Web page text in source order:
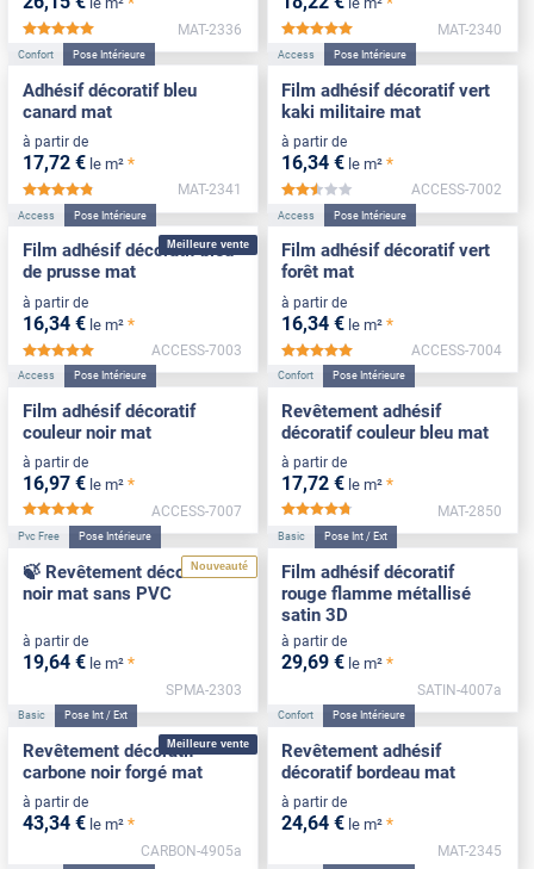
*****
MAT-2336 MAT-2340
Confort Pose Intérieure
Adhésif décoratif bleu
canard mat
à partir de
17,72 € le m² *
*****
MAT-2341
Access Pose Intérieure
Film adhésif décoratif vert
kaki militaire mat
à partir de
16,34 € le m² *
*****
ACCESS-7002
Meilleure vente
Access Pose Intérieure
Film adhésif décoratif bleu
de prusse mat
à partir de
16,34 € le m² *
*****
ACCESS-7003
Access Pose Intérieure
Film adhésif décoratif vert
forêt mat
à partir de
16,34 € le m² *
ACCESS-7004
Access Pose Intérieure
Film adhésif décoratif
couleur noir mat
à partir de
16,97 € le m² *
ACCESS-7007
Confort Pose Intérieure
Revêtement adhésif
décoratif couleur bleu mat
à partir de
17,72 € le m² *
*****
MAT-2850
Nouveauté
Pvc Free Pose Intérieure
🍃 Revêtement décoratif
noir mat sans PVC
à partir de
19,64 € le m² *
SPMA-2303
Basic Pose Int / Ext
Film adhésif décoratif
rouge flamme métallisé
satin 3D
à partir de
29,69 € le m² *
SATIN-4007a
Meilleure vente
Basic Pose Int / Ext
Revêtement décoratif
carbone noir forgé mat
à partir de
43,34 € le m² *
CARBON-4905a
Confort Pose Intérieure
Revêtement adhésif
décoratif bordeau mat
à partir de
24,64 € le m² *
MAT-2345